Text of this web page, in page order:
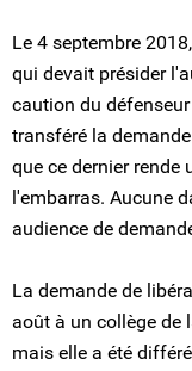
Le 4 septembre
qui devait présider
caution du
transféré la
que ce dernier rende
l'embarras. Aucune
audience de
La demande de
août à un collège de
mais elle a été